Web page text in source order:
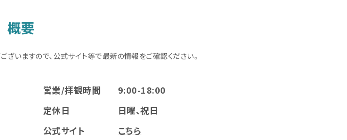
概要
いますので、公式サイト等で最新の情報をご確認ください。
営業/拝観時間
9:00-18:00
定休日
日曜、祝日
公式サイト
こちら